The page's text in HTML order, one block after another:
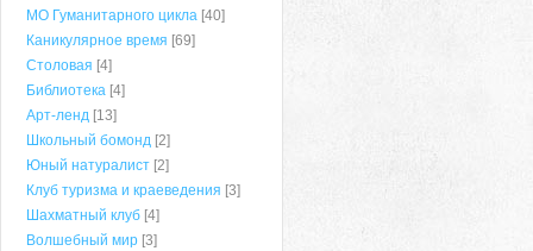
МО Гуманитарного цикла [40]
Каникулярное время [69]
Столовая [4]
Библиотека [4]
Арт-ленд [13]
Школьный бомонд [2]
Юный натуралист [2]
Клуб туризма и краеведения [3]
Шахматный клуб [4]
Волшебный мир [3]